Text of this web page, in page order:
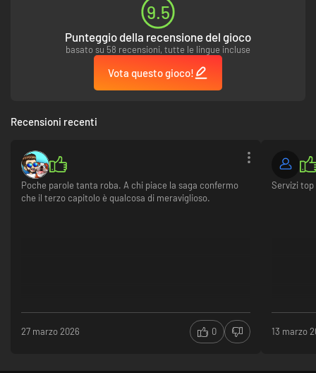
9.5
Punteggio della recensione del gioco
basato su 58 recensioni, tutte le lingue incluse
Vota questo gioco!
Recensioni recenti
Poche parole tanta roba. A chi piace la saga confermo
che il terzo capitolo è qualcosa di meraviglioso.
27 marzo 2026 0
Servizi top
13 marzo